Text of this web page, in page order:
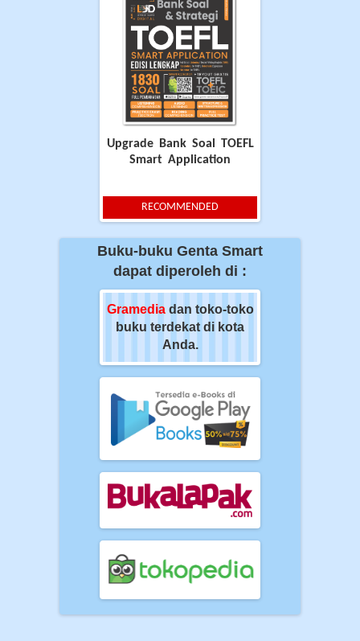
Upgrade Bank Soal TOEFL
Smart Application
RECOMMENDED
Buku-buku Genta Smart
dapat diperoleh di :
Gramedia dan toko-toko
buku terdekat di kota
Anda.